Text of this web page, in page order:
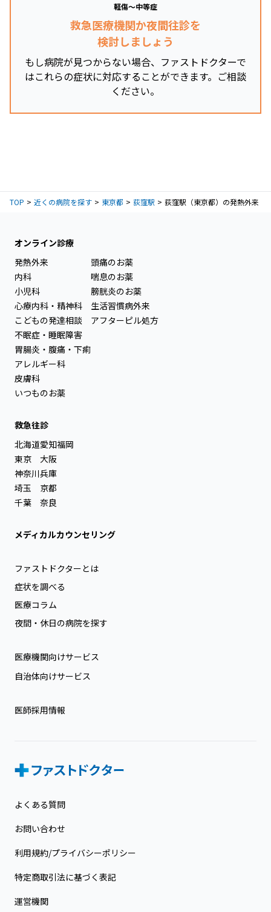
軽傷～中等症
救急医療機関か夜間往診を
検討しましょう
もし病院が見つからない場合、ファストドクターで
はこれらの症状に対応することができます。ご相談
ください。
TOP 近くの病院を探す 東京都 荻窪駅 荻窪駅（東京都）の発熱外来
オンライン診療
発熱外来
内科
小児科
心療内科・精神科
こどもの発達相談
不眠症・睡眠障害
胃腸炎・腹痛・下痢
アレルギー科
皮膚科
いつものお薬
頭痛のお薬
喘息のお薬
膀胱炎のお薬
生活習慣病外来
アフターピル処方
救急往診
北海道
東京
神奈川
埼玉
千葉
愛知
大阪
兵庫
京都
奈良
福岡
メディカルカウンセリング
ファストドクターとは
症状を調べる
医療コラム
夜間・休日の病院を探す
医療機関向けサービス
自治体向けサービス
医師採用情報
よくある質問
お問い合わせ
利用規約/プライバシーポリシー
特定商取引法に基づく表記
運営機関